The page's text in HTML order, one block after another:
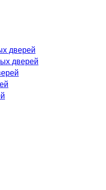
дверей
дверей